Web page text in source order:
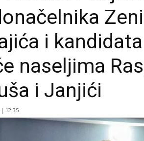
i
naseljima
i Janjići
| 12:35